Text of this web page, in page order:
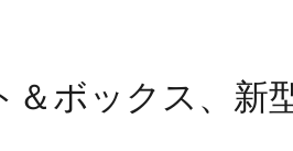
＆ボックス、新